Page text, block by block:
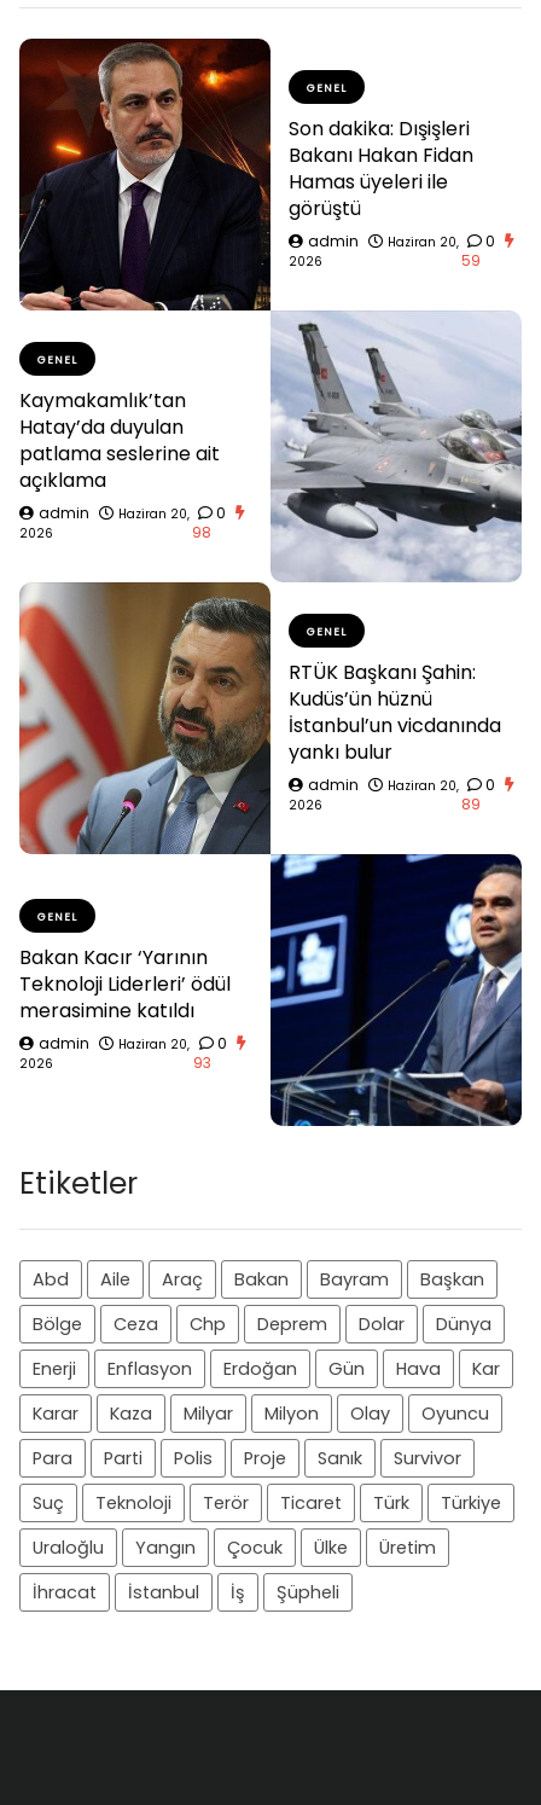
GENEL
Son dakika: Dışişleri
Bakanı Hakan Fidan
Hamas üyeleri ile
görüştü
admin
Haziran 20,
2026
0
59
GENEL
Kaymakamlık’tan
Hatay’da duyulan
patlama seslerine ait
açıklama
admin
Haziran 20,
2026
0
98
GENEL
RTÜK Başkanı Şahin:
Kudüs’ün hüznü
İstanbul’un vicdanında
yankı bulur
admin
Haziran 20,
2026
0
89
GENEL
Bakan Kacır ‘Yarının
Teknoloji Liderleri’ ödül
merasimine katıldı
admin
Haziran 20,
2026
0
93
Etiketler
Abd Aile Araç Bakan Bayram
Başkan
Bölge
Ceza Chp Deprem Dolar
Dünya
Enerji
Enflasyon Erdoğan Gün Hava
Kar
Karar
Kaza Milyar Milyon Olay
Oyuncu
Para
Parti Polis Proje Sanık
Survivor
Suç
Teknoloji Terör Ticaret Türk
Türkiye
Uraloğlu
Yangın Çocuk Ülke
Üretim
İhracat
İstanbul İş Şüpheli